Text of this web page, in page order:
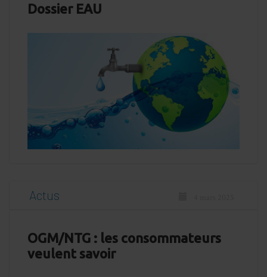
Dossier EAU
Actus
OGM/NTG : les consommateurs
veulent savoir